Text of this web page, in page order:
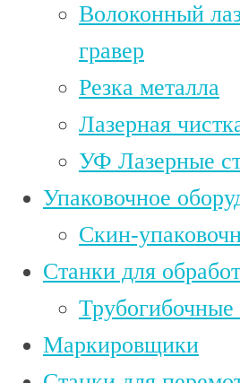
Волоконный
гравер
Резка металла
Лазерная
УФ Лазерные
Упаковочное
Скин-
Станки для
Трубогибочные
Маркировщики